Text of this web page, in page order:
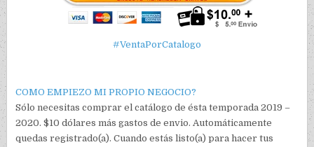
#VentaPorCatalogo
COMO EMPIEZO MI PROPIO NEGOCIO?
Sólo necesitas comprar el catálogo de ésta temporada 2019 –
2020. $10 dólares más gastos de envio. Automáticamente
quedas registrado(a). Cuando estás listo(a) para hacer tus